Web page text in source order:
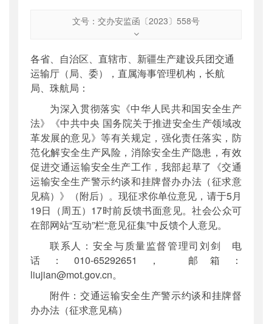
文号：交办安监函〔2023〕558号
交办安监函〔2023〕558号
公开日期：2023年04月26日
主题词 ：
安全生产;警示;约谈;挂牌督办
主题分类：公众参与
公文类型：部办公厅函
各省、自治区、直辖市、新疆生产建设兵团交通
运输厅（局、委），直属海事管理机构，长航
局、珠航局：
为深入贯彻落实《中华人民共和国安全生产
法》《中共中央 国务院关于推进安全生产领域改
革发展的意见》等有关规定，强化责任落实，防
范化解安全生产风险，消除安全生产隐患，有效
促进交通运输安全生产工作，我部起草了《交通
运输安全生产警示约谈和挂牌督办办法（征求意
见稿）》（附后）。现征求你单位意见，请于5月
19日（周五）17时前反馈书面意见。社会公众可
在部网站“互动”栏“意见征集”中反馈个人意见。
联系人：安全与质量监督管理司刘剑 电
话：010-65292651， 邮箱：
liujian@mot.gov.cn。
附件：交通运输安全生产警示约谈和挂牌督
办办法（征求意见稿）